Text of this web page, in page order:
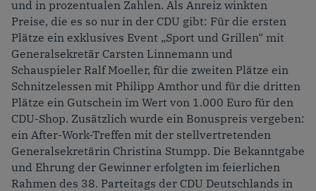
und in prozentualen Zahlen. Als Anreiz winkten
Preise, die es so nur in der CDU gibt: Für die ersten
Plätze ein exklusives Event „Sport und Grillen“ mit
Generalsekretär Carsten Linnemann und
Schauspieler Ralf Moeller, für die zweiten Plätze ein
Schnitzelessen mit Philipp Amthor und für die dritten
Plätze ein Gutschein im Wert von 1.000 Euro für den
CDU-Shop. Zusätzlich wurde ein Bonuspreis vergeben:
ein After-Work-Treffen mit der stellvertretenden
Generalsekretärin Christina Stumpp. Die Bekanntgabe
und Ehrung der Gewinner erfolgten im feierlichen
Rahmen des 38. Parteitags der CDU Deutschlands in